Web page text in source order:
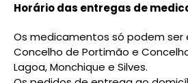
Horário das entregas de
Os medicamentos só podem ser
Concelho de Portimão e
Lagoa, Monchique e Silves.